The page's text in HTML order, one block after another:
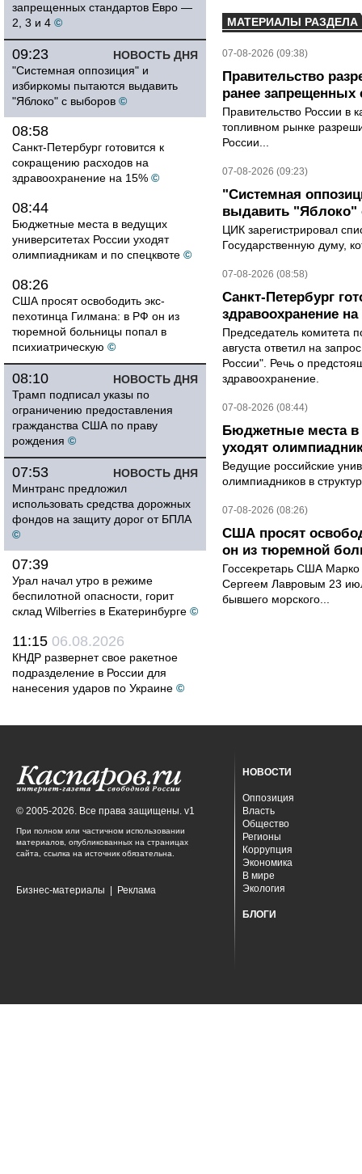
запрещенных стандартов Евро —
2, 3 и 4 ©
НОВОСТЬ ДНЯ
09:23
"Системная оппозиция" и
избиркомы пытаются выдавить
"Яблоко" с выборов ©
08:58
Санкт-Петербург готовится к
сокращению расходов на
здравоохранение на 15% ©
08:44
Бюджетные места в ведущих
университетах России уходят
олимпиадникам и по спецквоте ©
08:26
США просят освободить экс-
пехотинца Гилмана: в РФ он из
тюремной больницы попал в
психиатрическую ©
НОВОСТЬ ДНЯ
08:10
Трамп подписал указы по
ограничению предоставления
гражданства США по праву
рождения ©
НОВОСТЬ ДНЯ
07:53
Минтранс предложил
использовать средства дорожных
фондов на защиту дорог от БПЛА
©
07:39
Урал начал утро в режиме
беспилотной опасности, горит
склад Wilberries в Екатеринбурге ©
11:15 06.08.2026
КНДР развернет свое ракетное
подразделение в России для
нанесения ударов по Украине ©
МАТЕРИАЛЫ РАЗДЕЛА
07-08-2026 (09:38)
Правительство
ранее запрещенных
Правительство России в
топливном рынке
России...
07-08-2026 (09:23)
"Системная
выдавить "Яблоко"
ЦИК зарегистрировал
Государственную думу,
07-08-2026 (08:58)
Санкт-Петербург
здравоохранение на
Председатель комитета
августа ответил на
России". Речь о
здравоохранение.
07-08-2026 (08:44)
Бюджетные места в
уходят
Ведущие российские
олимпиадников в
07-08-2026 (08:26)
США просят
он из тюремной
Госсекретарь США
Сергеем Лавровым 23
бывшего морского...
© 2005-2026. Все права защищены. v1
При полном или частичном использовании
материалов, опубликованных на страницах
сайта, ссылка на источник обязательна.
Бизнес-материалы Реклама
НОВОСТИ
Оппозиция
Власть
Общество
Регионы
Коррупция
Экономика
В мире
Экология
БЛОГИ